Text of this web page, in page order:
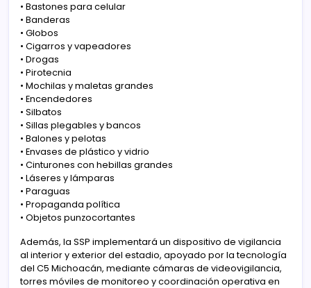
•⁠ ⁠Bastones para celular
•⁠ ⁠Banderas
•⁠ ⁠Globos
•⁠ ⁠Cigarros y vapeadores
•⁠ ⁠Drogas
•⁠ ⁠Pirotecnia
•⁠ ⁠Mochilas y maletas grandes
•⁠ ⁠Encendedores
•⁠ ⁠Silbatos
•⁠ ⁠Sillas plegables y bancos
•⁠ ⁠Balones y pelotas
•⁠ ⁠Envases de plástico y vidrio
•⁠ ⁠Cinturones con hebillas grandes
•⁠ ⁠Láseres y lámparas
•⁠ ⁠Paraguas
•⁠ ⁠Propaganda política
•⁠ ⁠Objetos punzocortantes
Además, la SSP implementará un dispositivo de vigilancia
al interior y exterior del estadio, apoyado por la tecnología
del C5 Michoacán, mediante cámaras de videovigilancia,
torres móviles de monitoreo y coordinación operativa en